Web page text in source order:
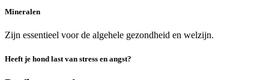
Mineralen
Zijn essentieel voor de algehele gezondheid en welzijn.
Heeft je hond last van stress en angst?